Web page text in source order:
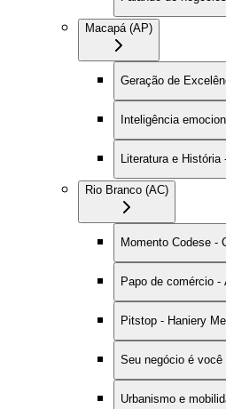
Macapá (AP)
Geração de
Inteligência
Literatura e História
Rio Branco (AC)
Momento Codese -
Papo de comércio -
Pitstop - Haniery
Seu negócio é
Urbanismo e